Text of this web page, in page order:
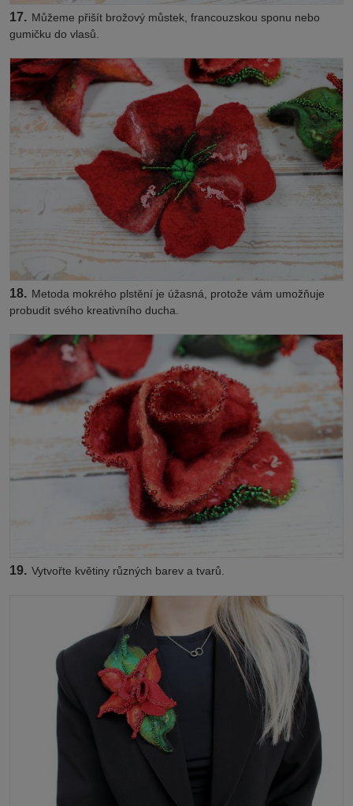
17. Můžeme přišít brožový můstek, francouzskou sponu nebo
gumičku do vlasů.
18. Metoda mokrého plstění je úžasná, protože vám umožňuje
probudit svého kreativního ducha.
19. Vytvořte květiny různých barev a tvarů.